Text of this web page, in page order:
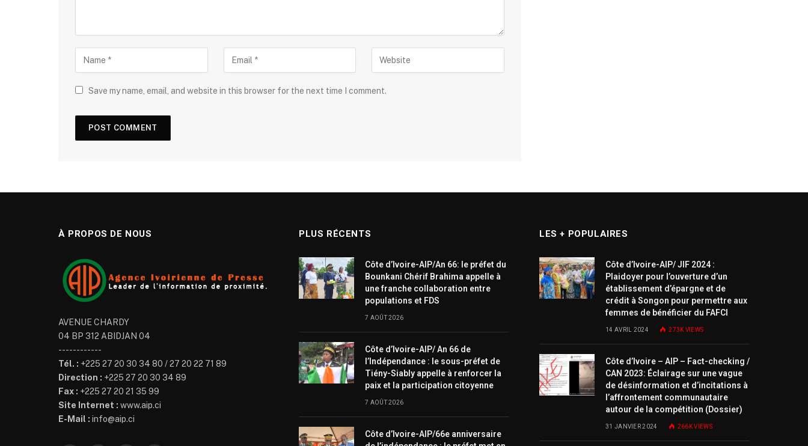
Save my name, email, and website in this browser for the next time I comment.
À PROPOS DE NOUS
AVENUE CHARDY
04 BP 312 ABIDJAN 04
------------
Tél. : +225 27 20 30 34 80 / 27 20 22 71 89
Direction : +225 27 20 30 34 89
Fax : +225 27 20 21 35 99
Site Internet : www.aip.ci
E-Mail : info@aip.ci
PLUS RÉCENTS
Côte d’Ivoire-AIP/An 66: le préfet du
Bounkani Chérif Brahima appelle à
une franche collaboration entre
populations et FDS
7 AOÛT 2026
Côte d’Ivoire-AIP/ An 66 de
l’Indépendance : le sous-préfet de
Tiény-Siably appelle à renforcer la
paix et la participation citoyenne
7 AOÛT 2026
Côte d’Ivoire-AIP/66e anniversaire
LES + POPULAIRES
Côte d’Ivoire-AIP/ JIF 2024 :
Plaidoyer pour l’ouverture d’un
établissement d’épargne et de
crédit à Songon pour permettre aux
femmes de bénéficier du FAFCI
14 AVRIL 2024 273K VIEWS
Côte d’Ivoire – AIP – Fact-checking /
CAN 2023: Éclairage sur une vague
de désinformation et d’incitations à
l’affrontement communautaire
autour de la compétition (Dossier)
31 JANVIER 2024 266KVIEWS